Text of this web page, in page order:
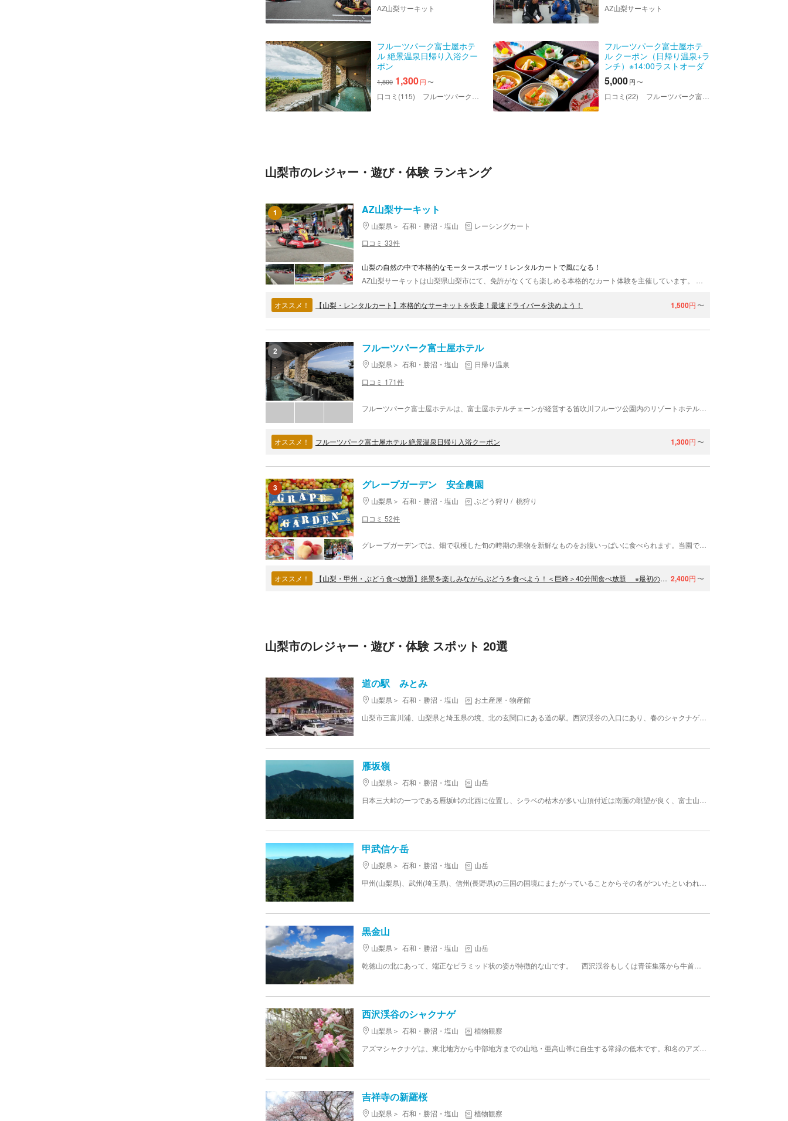
AZ山梨サーキット AZ山梨サーキット
フルーツパーク富士屋ホテ
ル 絶景温泉日帰り入浴クー
ポン
1,800 1,300円 〜
口コミ(115) フルーツパーク富士屋ホテル
フルーツパーク富士屋ホテ
ル クーポン（日帰り温泉+ラ
ンチ）※14:00ラストオーダ
ー
5,000円 〜
口コミ(22) フルーツパーク富士屋ホテル
山梨市のレジャー・遊び・体験 ランキング
1 AZ山梨サーキット
山梨県 石和・勝沼・塩山
レーシングカート
口コミ 33件
山梨の自然の中で本格的なモータースポーツ！レンタルカートで風になる！
オススメ！ 【山梨・レンタルカート】本格的なサーキットを疾走！最速ドライバーを決めよう！ 1,500円 〜
2 フルーツパーク富士屋ホテル
山梨県 石和・勝沼・塩山
日帰り温泉
口コミ 171件
オススメ！ フルーツパーク富士屋ホテル 絶景温泉日帰り入浴クーポン 1,300円 〜
3 グレープガーデン 安全農園
山梨県 石和・勝沼・塩山 ぶどう狩り
桃狩り
口コミ 52件
オススメ！ 【山梨・甲州・ぶどう食べ放題】絶景を楽しみながらぶどうを食べよう！＜巨峰＞40分間食べ放題 ※最初の1房目だけ収穫体験ありのプランです 2,400円 〜
山梨市のレジャー・遊び・体験 スポット 20選
道の駅 みとみ
山梨県 石和・勝沼・塩山
お土産屋・物産館
山梨市三富川浦、山梨県と埼玉県の境、北の玄関口にある道の駅。西沢渓谷の入口にあり、春のシャクナゲ、新緑、秋の紅葉の時期は多くの登山者にも利用させる施設だ。館内には、地元のオリジナルワインやスタッフ手作りのこだわり商品、とれたての地元食材が並ぶ売店、1番人気の「いのぶたラーメン」や山梨県産地鶏の唐揚げ定食などをはじめとする地元グルメが並ぶレストランが併設されている。
雁坂嶺
山梨県 石和・勝沼・塩山
山岳
甲武信ケ岳
山梨県 石和・勝沼・塩山
山岳
黒金山
山梨県 石和・勝沼・塩山
山岳
西沢渓谷のシャクナゲ
山梨県 石和・勝沼・塩山
植物観察
吉祥寺の新羅桜
山梨県 石和・勝沼・塩山 植物観察